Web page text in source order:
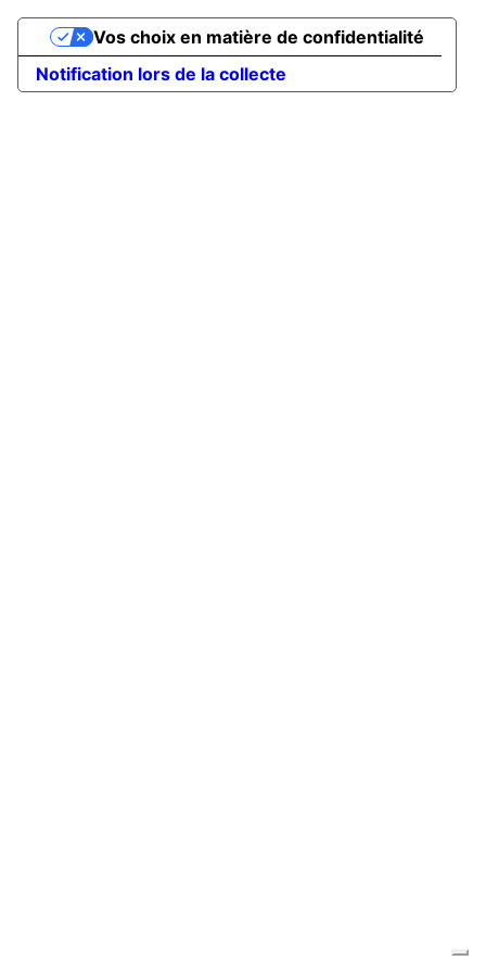
Notification lors de la collecte
Vos choix en matière de confidentialité